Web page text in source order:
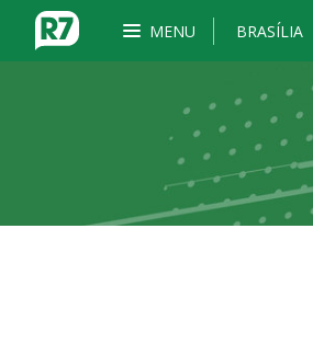
MENU BRASÍLIA